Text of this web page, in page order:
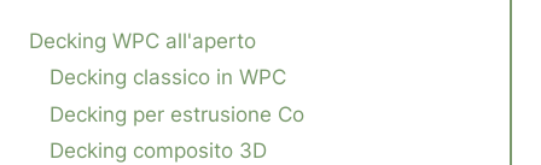
Decking WPC all'aperto
Decking classico in WPC
Decking per estrusione Co
Decking composito 3D